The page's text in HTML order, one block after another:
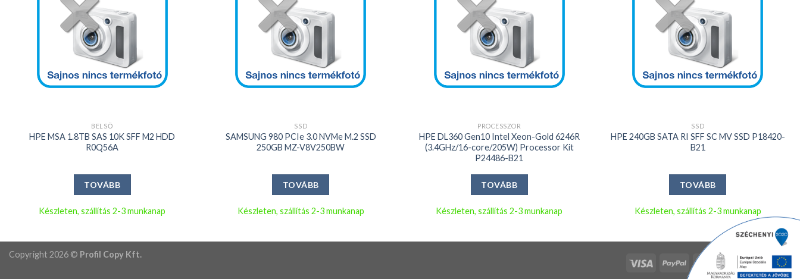
BELSŐ
HPE MSA 1.8TB SAS 10K SFF M2 HDD
R0Q56A
TOVÁBB
Készleten, szállítás 2-3 munkanap
SSD
SAMSUNG 980 PCIe 3.0 NVMe M.2 SSD
250GB MZ-V8V250BW
TOVÁBB
Készleten, szállítás 2-3 munkanap
PROCESSZOR
HPE DL360 Gen10 Intel Xeon-Gold 6246R
(3.4GHz/16-core/205W) Processor Kit
P24486-B21
TOVÁBB
Készleten, szállítás 2-3 munkanap
SSD
HPE 240GB SATA RI SFF SC MV SSD P18420-
B21
TOVÁBB
Készleten, szállítás 2-3 munkanap
Copyright 2026 © Profil Copy Kft.